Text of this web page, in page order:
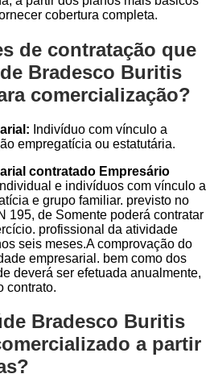
cobertura completa.
de contratação que
Bradesco Buritis
comercialização?
Indivíduo com vínculo a
empregatícia ou estatutária.
contratado Empresário
e indivíduos com vínculo a
e grupo familiar. previsto no
195, de Somente poderá contratar
profissional da atividade
seis meses.A comprovação do
empresarial. bem como dos
deverá ser efetuada anualmente,
contrato.
Bradesco Buritis
a partir